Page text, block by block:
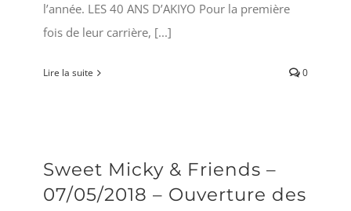
l’année. LES 40 ANS D’AKIYO Pour la première
fois de leur carrière, [...]
Lire la suite 0
Sweet Micky & Friends –
07/05/2018 – Ouverture des